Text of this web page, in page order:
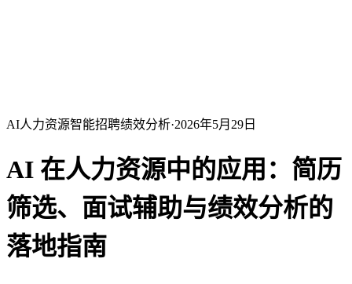
AI人力资源智能招聘绩效分析·2026年5月29日
AI 在人力资源中的应用：简历
筛选、面试辅助与绩效分析的
落地指南